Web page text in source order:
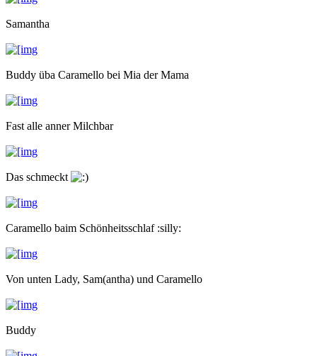
Samantha
Buddy üba Caramello bei Mia der Mama
Fast alle anner Milchbar
Das schmeckt
Caramello baim Schönheitsschlaf :silly:
Von unten Lady, Sam(antha) und Caramello
Buddy